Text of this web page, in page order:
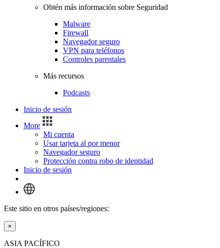
Obtén más información sobre Seguridad
Malware
Firewall
Navegador seguro
VPN para teléfonos
Controles parentales
Más recursos
Podcasts
Inicio de sesión
More
Mi cuenta
Usar tarjeta al por menor
Navegador seguro
Protección contra robo de identidad
Inicio de sesión
Este sitio en otros países/regiones:
×
ASIA PACÍFICO